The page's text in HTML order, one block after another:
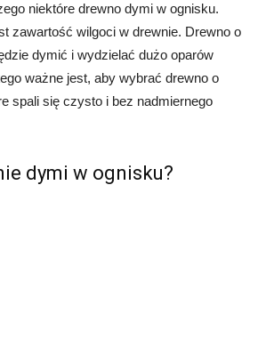
niektóre drewno dymi w ognisku.
zawartość wilgoci w drewnie. Drewno o
dymić i wydzielać dużo oparów
ważne jest, aby wybrać drewno o
spali się czysto i bez nadmiernego
dymi w ognisku?